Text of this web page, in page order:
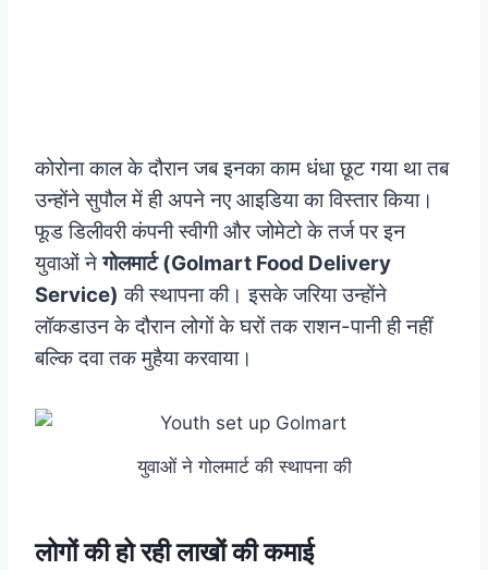
कोरोना काल के दौरान जब इनका काम धंधा छूट गया था तब
उन्होंने सुपौल में ही अपने नए आइडिया का विस्तार किया।
फूड डिलीवरी कंपनी स्वीगी और जोमेटो के तर्ज पर इन
युवाओं नेगोलमार्ट (Golmart Food Delivery
Service) की स्थापना की। इसके जरिया उन्होंने
लॉकडाउन के दौरान लोगों के घरों तक राशन-पानी ही नहीं
बल्कि दवा तक मुहैया करवाया।
युवाओं ने गोलमार्ट की स्थापना की
लोगों की हो रही लाखों की कमाई